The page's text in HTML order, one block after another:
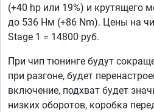
(+40 hp или 19%) и крутящего
до 536 Нм (+86 Nm). Цены на
Stage 1 = 14800 руб.
При чип тюнинге будут
при разгоне, будет
включение, подхват будет
низких оборотов, коробка